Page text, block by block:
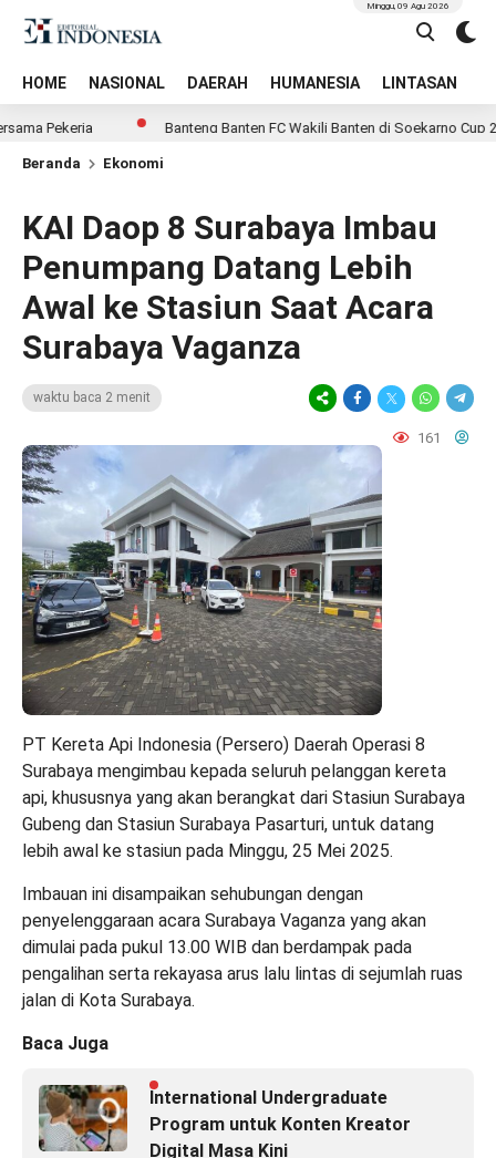
HOME NASIONAL DAERAH HUMANESIA LINTASAN
Minggu, 09 Agu 2026
Banteng Banten FC Wakili Banten di Soekarno Cup 2026,
Beranda Ekonomi
KAI Daop 8 Surabaya Imbau
Penumpang Datang Lebih
Awal ke Stasiun Saat Acara
Surabaya Vaganza
waktu baca 2 menit
161
PT Kereta Api Indonesia (Persero) Daerah Operasi 8
Surabaya mengimbau kepada seluruh pelanggan kereta
api, khususnya yang akan berangkat dari Stasiun Surabaya
Gubeng dan Stasiun Surabaya Pasarturi, untuk datang
lebih awal ke stasiun pada Minggu, 25 Mei 2025.
Imbauan ini disampaikan sehubungan dengan
penyelenggaraan acara Surabaya Vaganza yang akan
dimulai pada pukul 13.00 WIB dan berdampak pada
pengalihan serta rekayasa arus lalu lintas di sejumlah ruas
jalan di Kota Surabaya.
Baca Juga
International Undergraduate
Program untuk Konten Kreator
Digital Masa Kini